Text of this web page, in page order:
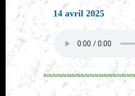
14 avril 2025